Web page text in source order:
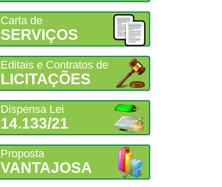
Carta de
SERVIÇOS
Editais e Contratos de
LICITAÇÕES
Dispensa Lei
14.133/21
Proposta
VANTAJOSA